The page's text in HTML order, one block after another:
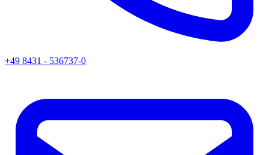
+49 8431 - 536737-0